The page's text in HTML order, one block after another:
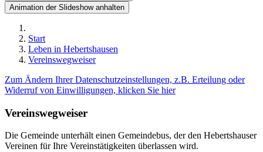
Animation der Slideshow anhalten
Start
Leben in Hebertshausen
Vereinswegweiser
Zum Ändern Ihrer Datenschutzeinstellungen, z.B. Erteilung oder
Widerruf von Einwilligungen, klicken Sie hier
Vereinswegweiser
Die Gemeinde unterhält einen Gemeindebus, der den Hebertshauser
Vereinen für Ihre Vereinstätigkeiten überlassen wird.